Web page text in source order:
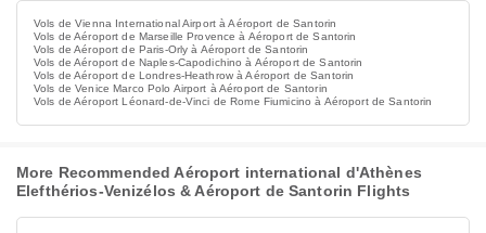
Vols de Vienna International Airport à Aéroport de Santorin
Vols de Aéroport de Marseille Provence à Aéroport de Santorin
Vols de Aéroport de Paris-Orly à Aéroport de Santorin
Vols de Aéroport de Naples-Capodichino à Aéroport de Santorin
Vols de Aéroport de Londres-Heathrow à Aéroport de Santorin
Vols de Venice Marco Polo Airport à Aéroport de Santorin
Vols de Aéroport Léonard-de-Vinci de Rome Fiumicino à Aéroport de Santorin
More Recommended Aéroport international d'Athènes
Elefthérios-Venizélos & Aéroport de Santorin Flights